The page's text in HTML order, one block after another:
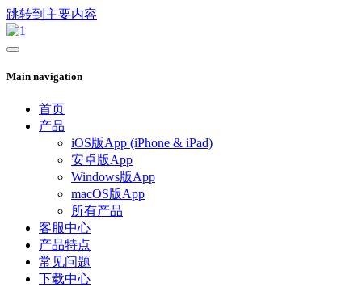
跳转到主要内容
Main navigation
首页
产品
iOS版App (iPhone & iPad)
安卓版App
Windows版App
macOS版App
所有产品
客服中心
产品特点
常见问题
下载中心